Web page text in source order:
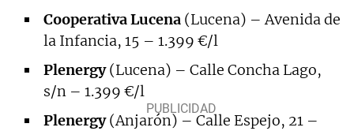
Cooperativa Lucena (Lucena) – Avenida de
la Infancia, 15 – 1.399 €/l
Plenergy(Lucena) – Calle Concha Lago,
s/n – 1.399 €/l
Plenergy(Anjarón) – Calle Espejo, 21 –